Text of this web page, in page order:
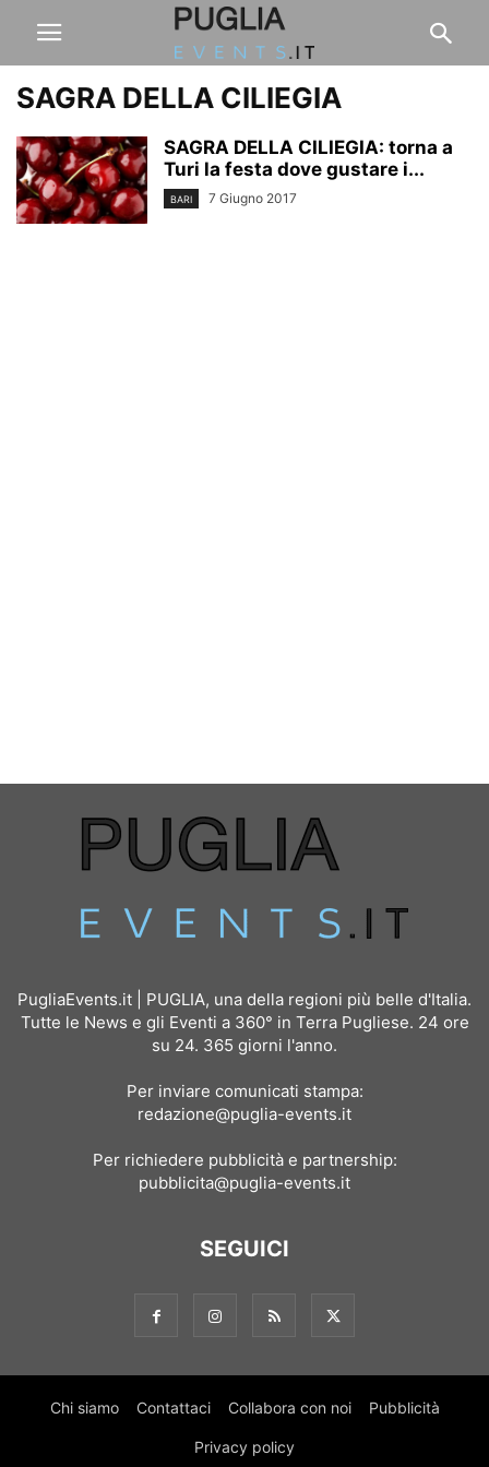
SAGRA DELLA CILIEGIA
SAGRA DELLA CILIEGIA: torna a
Turi la festa dove gustare i...
BARI 7 Giugno 2017
PugliaEvents.it | PUGLIA, una della regioni più belle d'Italia.
Tutte le News e gli Eventi a 360° in Terra Pugliese. 24 ore
su 24. 365 giorni l'anno.
Per inviare comunicati stampa:
redazione@puglia-events.it
Per richiedere pubblicità e partnership:
pubblicita@puglia-events.it
SEGUICI
Chi siamo Contattaci Collabora con noi Pubblicità
Privacy policy